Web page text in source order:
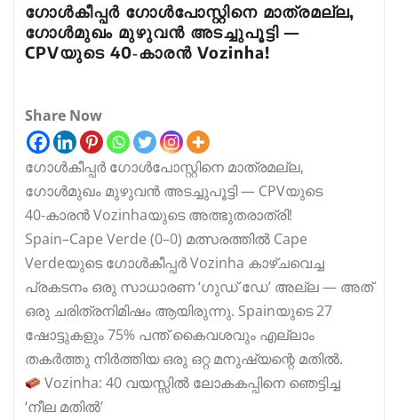
ഗോൾകീപ്പർ ഗോൾപോസ്റ്റിനെ മാത്രമല്ല,
ഗോൾമുഖം മുഴുവൻ അടച്ചുപൂട്ടി —
CPVയുടെ 40‑കാരൻ Vozinha!
Share Now
ഗോൾകീപ്പർ ഗോൾപോസ്റ്റിനെ മാത്രമല്ല,
ഗോൾമുഖം മുഴുവൻ അടച്ചുപൂട്ടി — CPVയുടെ
40‑കാരൻ Vozinhaയുടെ അത്ഭുതരാത്രി!
Spain–Cape Verde (0–0) മത്സരത്തിൽ Cape
Verdeയുടെ ഗോൾകീപ്പർ Vozinha കാഴ്ചവെച്ച
പ്രകടനം ഒരു സാധാരണ ‘ഗുഡ് ഡേ’ അല്ല — അത്
ഒരു ചരിത്രനിമിഷം ആയിരുന്നു. Spainയുടെ 27
ഷോട്ടുകളും 75% പന്ത് കൈവശവും എല്ലാം
തകർത്തു നിർത്തിയ ഒരു ഒറ്റ മനുഷ്യന്റെ മതിൽ.
Vozinha: 40 വയസ്സിൽ ലോകകപ്പിനെ ഞെട്ടിച്ച
‘നീല മതിൽ’